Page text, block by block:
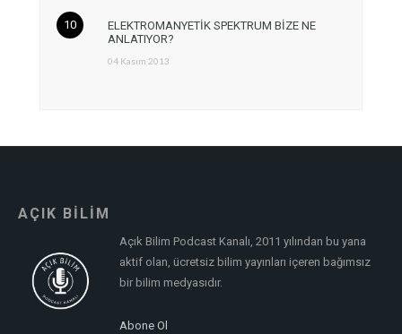
ELEKTROMANYETİK SPEKTRUM BİZE NE
ANLATIYOR?
04 Kasım 2013
AÇIK BİLİM
Açık Bilim Podcast Kanalı, 2011 yılından bu yana
aktif olan, ücretsiz bilim yayınları içeren bağımsız
bir bilim medyasıdır.
Abone Ol